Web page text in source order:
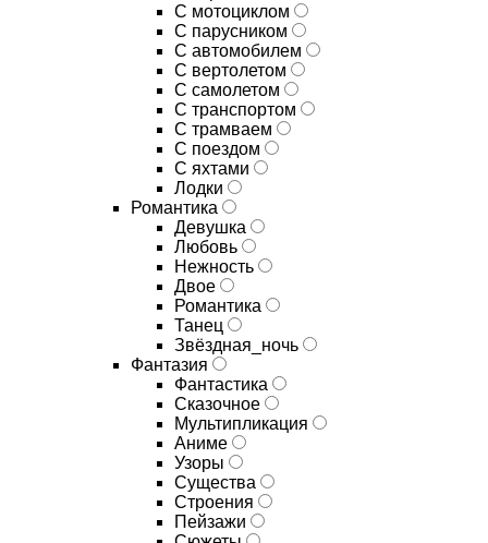
С мотоциклом
С парусником
С автомобилем
С вертолетом
С самолетом
С транспортом
С трамваем
С поездом
С яхтами
Лодки
Романтика
Девушка
Любовь
Нежность
Двое
Романтика
Танец
Звёздная_ночь
Фантазия
Фантастика
Сказочное
Мультипликация
Аниме
Узоры
Существа
Строения
Пейзажи